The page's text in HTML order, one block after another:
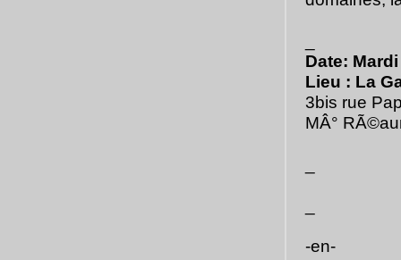
Date:
Lieu : La
3bis rue
MÂ°
-en-